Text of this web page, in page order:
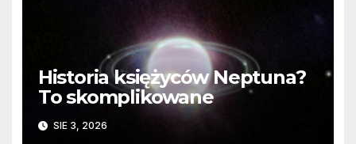
Historia księżyców Neptuna?
To skomplikowane
SIE 3, 2026